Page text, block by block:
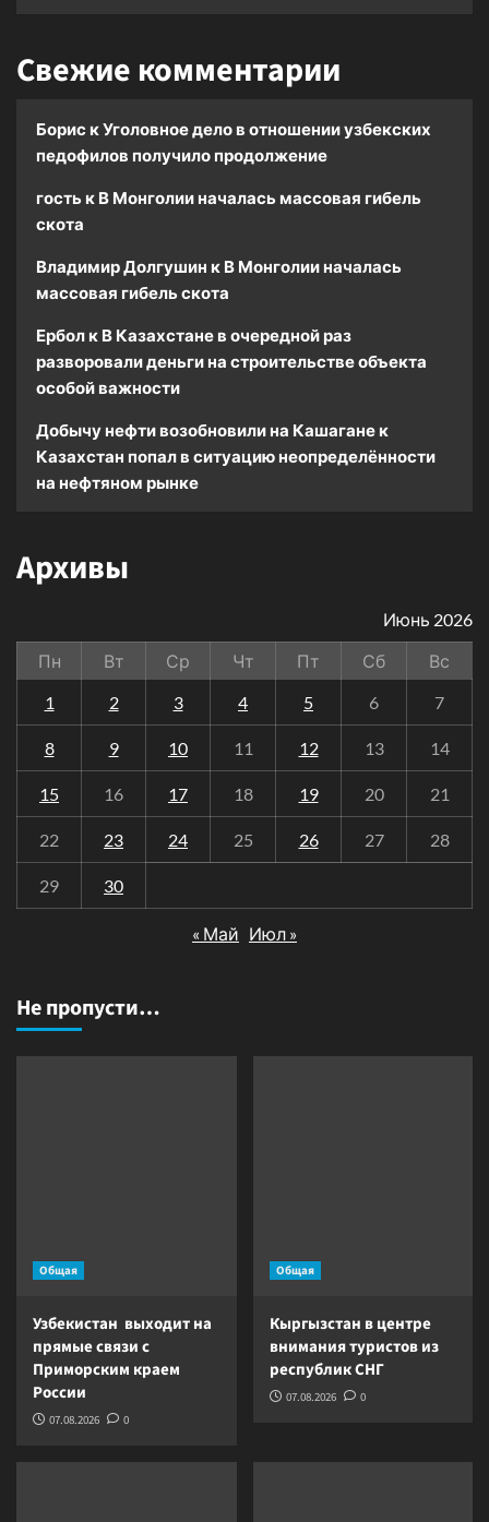
Свежие комментарии
Борис кУголовное дело в отношении узбекских
педофилов получило продолжение
гость к В Монголии началась массовая гибель
скота
Владимир Долгушин к В Монголии началась
массовая гибель скота
Ербол к В Казахстане в очередной раз
разворовали деньги на строительстве объекта
особой важности
Добычу нефти возобновили на Кашагане к
Казахстан попал в ситуацию неопределённости
на нефтяном рынке
Архивы
Июнь 2026
Пн
Вт Ср Чт Пт Сб
Вс
1
2 3 4 5 6 7
8 9 10 11 12 13 14
15 16 17 18 19 20 21
22 23 24 25 26 27 28
29 30
« Май Июл »
Не пропусти…
Общая
Узбекистан выходит на
прямые связи с
Приморским краем
России
07.08.2026 0
Общая
Кыргызстан в центре
внимания туристов из
республик СНГ
07.08.2026 0